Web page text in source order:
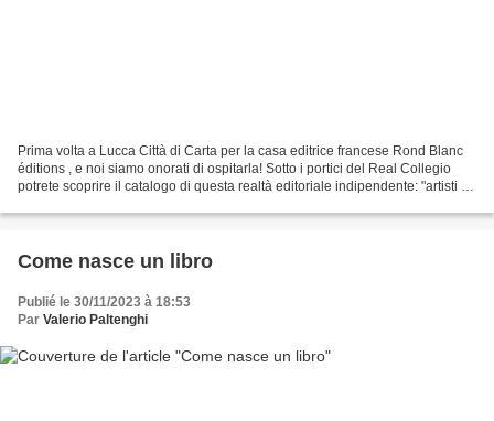
Prima volta a Lucca Città di Carta per la casa editrice francese Rond Blanc
éditions , e noi siamo onorati di ospitarla! Sotto i portici del Real Collegio
potrete scoprire il catalogo di questa realtà editoriale indipendente: "artisti e
Come nasce un libro
Publié le 30/11/2023 à 18:53
Par Valerio Paltenghi